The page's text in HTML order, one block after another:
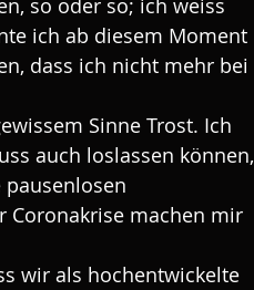
so oder so; ich weiss
ich ab diesem Moment
dass ich nicht mehr bei
Sinne Trost. Ich
auch loslassen können,
Coronakrise machen mir
wir als hochentwickelte